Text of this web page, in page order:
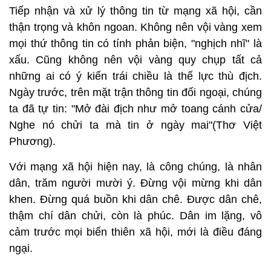
Tiếp nhận và xử lý thông tin từ mạng xã hội, cần
thận trọng và khôn ngoan. Không nên vội vàng xem
mọi thứ thông tin có tính phản biện, "nghịch nhĩ" là
xấu. Cũng không nên vội vàng quy chụp tất cả
những ai có ý kiến trái chiều là thế lực thù địch.
Ngày trước, trên mặt trận thông tin đối ngoại, chúng
ta đã tự tin: "Mở đài địch như mở toang cánh cửa/
Nghe nó chửi ta mà tin ở ngày mai"(Thơ Việt
Phương).
Với mạng xã hội hiện nay, là công chúng, là nhân
dân, trăm người mười ý. Đừng vội mừng khi dân
khen. Đừng quá buồn khi dân chê. Được dân chê,
thậm chí dân chửi, còn là phúc. Dân im lặng, vô
cảm trước mọi biến thiên xã hội, mới là điều đáng
ngại.